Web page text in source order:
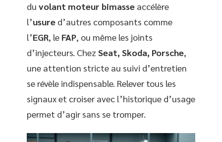
du volant moteur bimasse accélère
l’usure d’autres composants comme
l’EGR, le FAP, ou même les joints
d’injecteurs. Chez Seat, Skoda, Porsche,
une attention stricte au suivi d’entretien
se révèle indispensable. Relever tous les
signaux et croiser avec l’historique d’usage
permet d’agir sans se tromper.